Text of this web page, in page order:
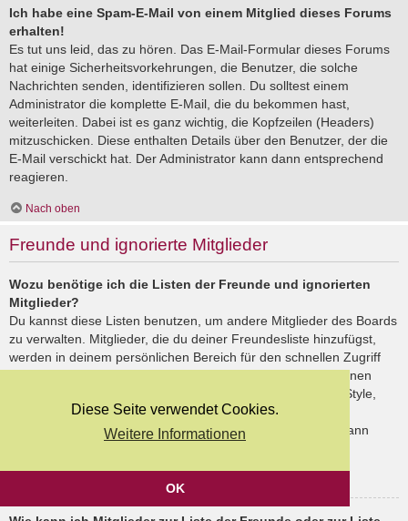
Diese Seite verwendet Cookies.
Weitere Informationen
OK
Ich habe eine Spam-E-Mail von einem Mitglied dieses Forums
erhalten!
Es tut uns leid, das zu hören. Das E-Mail-Formular dieses Forums
hat einige Sicherheitsvorkehrungen, die Benutzer, die solche
Nachrichten senden, identifizieren sollen. Du solltest einem
Administrator die komplette E-Mail, die du bekommen hast,
weiterleiten. Dabei ist es ganz wichtig, die Kopfzeilen (Headers)
mitzuschicken. Diese enthalten Details über den Benutzer, der die
E-Mail verschickt hat. Der Administrator kann dann entsprechend
reagieren.
Nach oben
Freunde und ignorierte Mitglieder
Wozu benötige ich die Listen der Freunde und ignorierten
Mitglieder?
Du kannst diese Listen benutzen, um andere Mitglieder des Boards
zu verwalten. Mitglieder, die du deiner Freundesliste hinzufügst,
werden in deinem persönlichen Bereich für den schnellen Zugriff
aufgelistet. Du siehst dort deren Onlinestatus und kannst ihnen
schnell eine Private Nachricht senden. Abhängig von dem Style,
den du verwendest, können Beiträge deiner Freunde auch
hervorgehoben sein. Wenn du einen Benutzer ignorierst, dann